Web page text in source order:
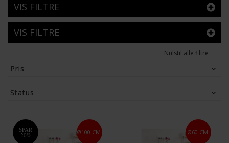
VIS FILTRE
VIS FILTRE
Nulstil alle filtre
Pris
Status
SPAR
20% Ø100 CM. Ø60 CM.